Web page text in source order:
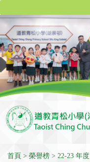
首頁 榮譽榜 22-23 年度